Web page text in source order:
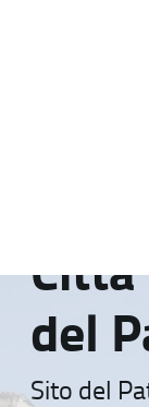
Città
del
Sito del